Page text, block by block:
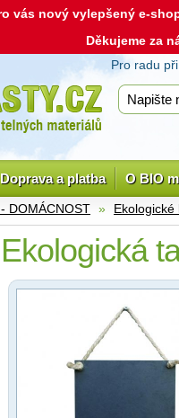
vás nový vylepšený e-
Děkujeme za
Pro radu
Doprava a platba O BIO
DOMÁCNOST »
Ekologická